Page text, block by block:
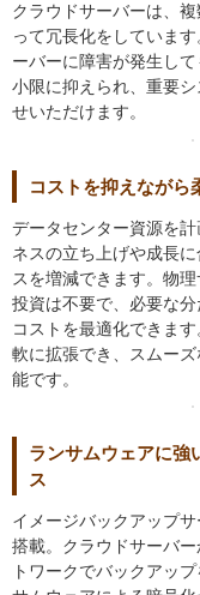
クラウドサーバーは、
って冗長化をしていま
ーバーに障害が発生し
小限に抑えられ、重要
せいただけます。
コストを抑えながら
データセンター資源を
ネスの立ち上げや成長
スを増減できます。物
投資は不要で、必要な
コストを最適化できま
軟に拡張でき、スムー
能です。
ランサムウェアに強
ス
イメージバックアップ
搭載。クラウドサーバ
トワークでバックアッ